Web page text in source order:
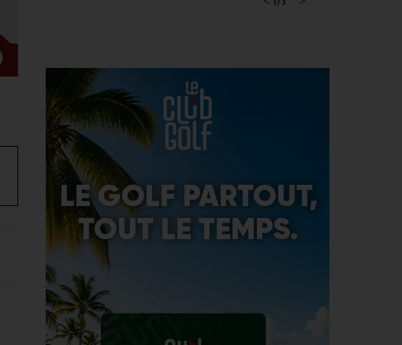
Qui est Tommy Morrison, la nouvelle pépite qui
AOÛT
et Saddier jouent gros au Wyndham Championship
4
AOÛT
WYNDHAM CHAMPIONSHIP > PGA TOUR
Patrick Cantlay et Michael Thorbjornsen renoncent
au Wyndham Championship
3
AOÛT
SOLHEIM CUP 2026 > TOUCHE FRANÇAISE
Deux Françaises dans l’équipe européenne de
Solheim Cup
3
AOÛT
MATÉRIEL > BALLES
Pourquoi voir la vie en jaune sur les parcours ?
3
VIDÉO > C'EST L'AMÉRIQUE
Donald Trump se vante d’avoir gagné un tournoi
3
AOÛT
TOURNOIS PROS > À SUIVRE
Dernière chance pour Matthieu Pavon et Adrien
Saddier au programme de la semaine